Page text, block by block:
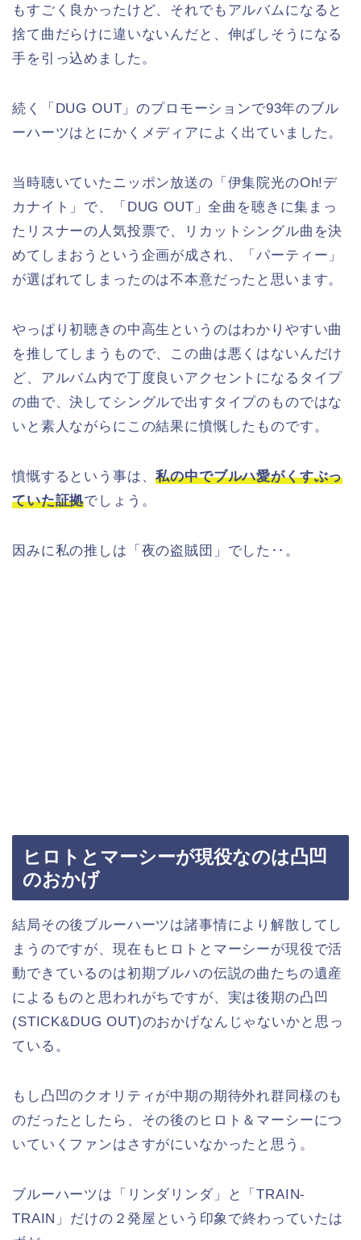
もすごく良かったけど、それでもアルバムになると
捨て曲だらけに違いないんだと、伸ばしそうになる
手を引っ込めました。
続く「DUG OUT」のプロモーションで93年のブル
ーハーツはとにかくメディアによく出ていました。
当時聴いていたニッポン放送の「伊集院光のOh!デ
カナイト」で、「DUG OUT」全曲を聴きに集まっ
たリスナーの人気投票で、リカットシングル曲を決
めてしまおうという企画が成され、「パーティー」
が選ばれてしまったのは不本意だったと思います。
やっぱり初聴きの中高生というのはわかりやすい曲
を推してしまうもので、この曲は悪くはないんだけ
ど、アルバム内で丁度良いアクセントになるタイプ
の曲で、決してシングルで出すタイプのものではな
いと素人ながらにこの結果に憤慨したものです。
憤慨するという事は、私の中でブルハ愛がくすぶっ
ていた証拠でしょう。
因みに私の推しは「夜の盗賊団」でした‥。
ヒロトとマーシーが現役なのは凸凹
のおかげ
結局その後ブルーハーツは諸事情により解散してし
まうのですが、現在もヒロトとマーシーが現役で活
動できているのは初期ブルハの伝説の曲たちの遺産
によるものと思われがちですが、実は後期の凸凹
(STICK&DUG OUT)のおかげなんじゃないかと思っ
ている。
もし凸凹のクオリティが中期の期待外れ群同様のも
のだったとしたら、その後のヒロト＆マーシーにつ
いていくファンはさすがにいなかったと思う。
ブルーハーツは「リンダリンダ」と「TRAIN-
TRAIN」だけの２発屋という印象で終わっていたは